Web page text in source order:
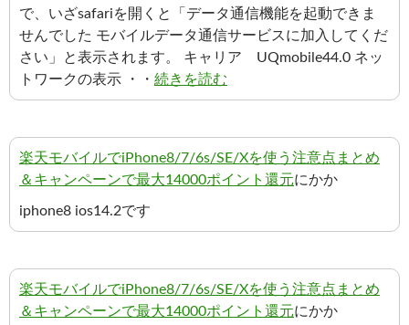
で、いざsafariを開くと「データ通信機能を起動できま
せんでした モバイルデータ通信サービスに加入してくだ
さい」と表示されます。 キャリア UQmobile44.0 ネッ
トワークの表示 ・・ 続きを読む
楽天モバイルでiPhone8/7/6s/SE/Xを使う注意点まとめ
＆キャンペーンで最大14000ポイント還元にかか
iphone8 ios14.2です
楽天モバイルでiPhone8/7/6s/SE/Xを使う注意点まとめ
＆キャンペーンで最大14000ポイント還元にかか